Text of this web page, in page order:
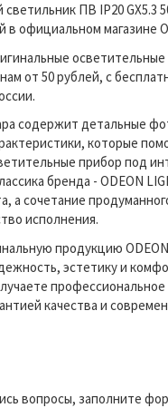
ПВ IP20 GX5.3
в официальном магазине
от 50 рублей, с
содержит детальные
которые
прибор под
бренда - ODEON
а сочетание
исполнения.
продукцию
эстетику и
качества и
вопросы, заполните